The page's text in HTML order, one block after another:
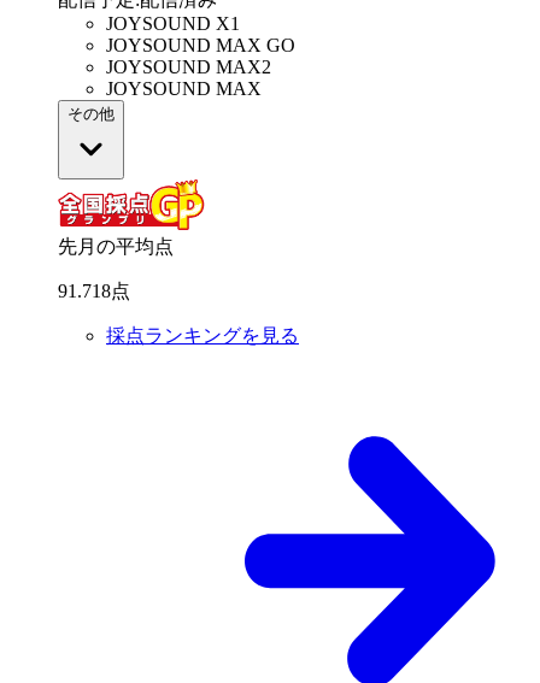
JOYSOUND X1
JOYSOUND MAX GO
JOYSOUND MAX2
JOYSOUND MAX
その他
先月の平均点
91 .718点
採点ランキングを見る